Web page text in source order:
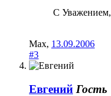
С
Max, 13.09.2006
#3
Евгений Гость